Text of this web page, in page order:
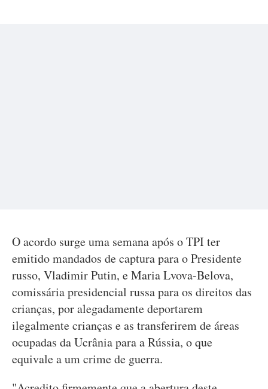
O acordo surge uma semana após o TPI ter
emitido mandados de captura para o Presidente
russo, Vladimir Putin, e Maria Lvova-Belova,
comissária presidencial russa para os direitos das
crianças, por alegadamente deportarem
ilegalmente crianças e as transferirem de áreas
ocupadas da Ucrânia para a Rússia, o que
equivale a um crime de guerra.